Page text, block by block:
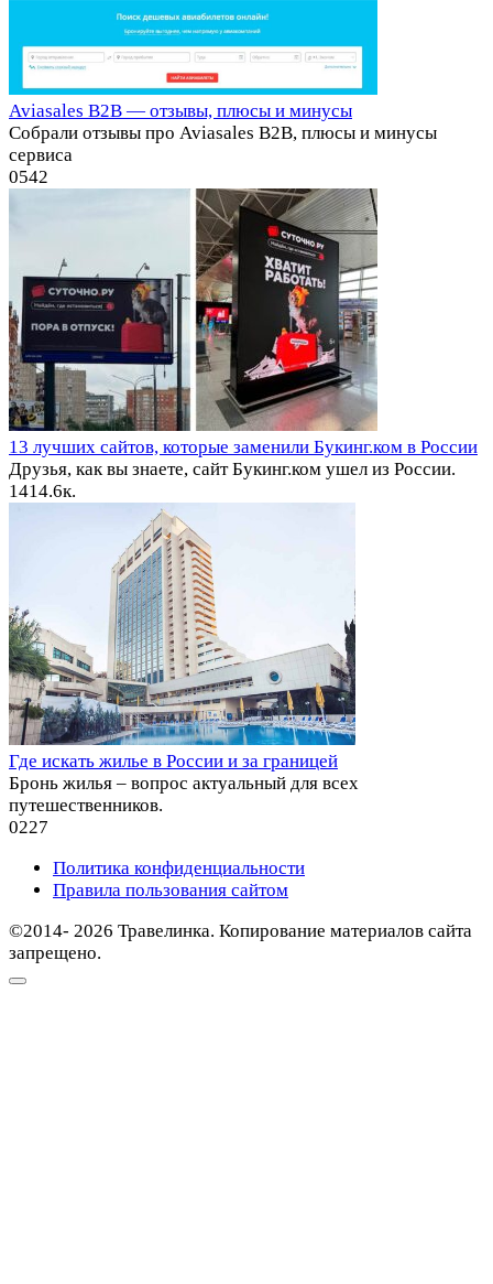
Aviasales B2B — отзывы, плюсы и минусы
Собрали отзывы про Aviasales B2B, плюсы и минусы
сервиса
0542
13 лучших сайтов, которые заменили Букинг.ком в России
Друзья, как вы знаете, сайт Букинг.ком ушел из России.
1414.6к.
Где искать жилье в России и за границей
Бронь жилья – вопрос актуальный для всех
путешественников.
0227
Политика конфиденциальности
Правила пользования сайтом
©2014- 2026 Травелинка. Копирование материалов сайта
запрещено.